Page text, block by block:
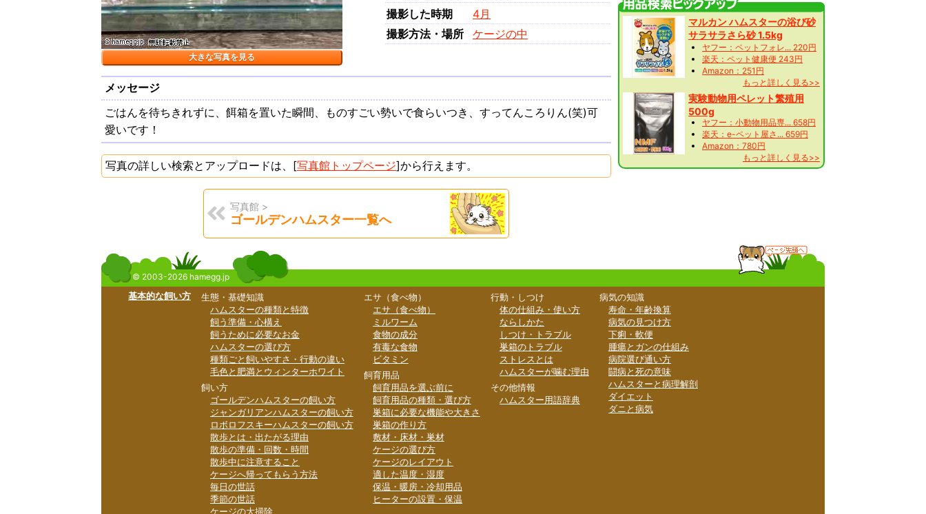
大きな写真を見る
撮影した時期
4月
撮影方法・場所
ケージの中
メッセージ
ごはんを待ちきれずに、餌箱を置いた瞬間、ものすごい勢いで食らいつき、すってんころりん(笑)可
愛いです！
写真の詳しい検索とアップロードは、[写真館トップページ]から行えます。
写真館 >
ゴールデンハムスター一覧へ
マルカン ハムスターの浴び砂
サラサラさら砂 1.5kg
ヤフー：ペットフォレ... 220円
楽天：ペット健康便 243円
Amazon：251円
もっと詳しく見る>>
実験動物用ペレット繁殖用
500g
ヤフー：小動物用品専... 658円
楽天：e-ペット屋さ... 659円
Amazon：780円
もっと詳しく見る>>
© 2003-2026 hamegg.jp
基本的な飼い方
生態・基礎知識
ハムスターの種類と特徴
飼う準備・心構え
飼うために必要なお金
ハムスターの選び方
種類ごと飼いやすさ・行動の違い
毛色と肥満とウィンターホワイト
飼い方
ゴールデンハムスターの飼い方
ジャンガリアンハムスターの飼い方
ロボロフスキーハムスターの飼い方
散歩とは・出たがる理由
散歩の準備・回数・時間
散歩中に注意すること
ケージへ帰ってもらう方法
毎日の世話
季節の世話
ケージの大掃除
エサ（食べ物）
エサ（食べ物）
ミルワーム
食物の成分
有毒な食物
ビタミン
飼育用品
飼育用品を選ぶ前に
飼育用品の種類・選び方
巣箱に必要な機能や大きさ
巣箱の作り方
敷材・床材・巣材
ケージの選び方
ケージのレイアウト
適した温度・湿度
保温・暖房・冷却用品
ヒーターの設置・保温
行動・しつけ
体の仕組み・使い方
ならしかた
しつけ・トラブル
巣箱のトラブル
ストレスとは
ハムスターが噛む理由
その他情報
ハムスター用語辞典
病気の知識
寿命・年齢換算
病気の見つけ方
下痢・軟便
腫瘍とガンの仕組み
病院選び通い方
闘病と死の意味
ハムスターと病理解剖
ダイエット
ダニと病気